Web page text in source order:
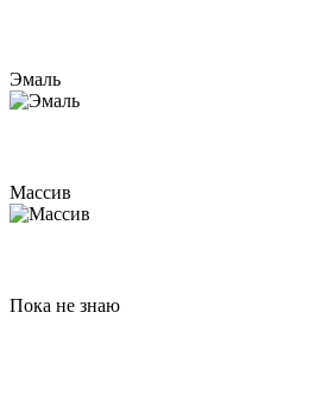
Эмаль
Массив
Пока не знаю